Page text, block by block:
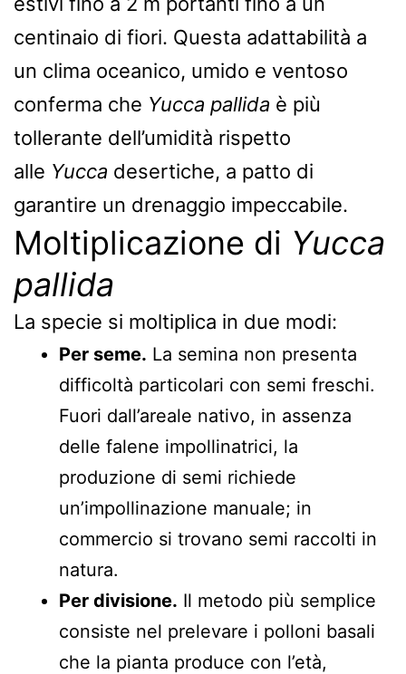
centinaio di fiori. Questa adattabilità a
un clima oceanico, umido e ventoso
conferma che Yucca pallida è più
tollerante dell’umidità rispetto
alle Yucca desertiche, a patto di
garantire un drenaggio impeccabile.
Moltiplicazione di Yucca
pallida
La specie si moltiplica in due modi:
Per seme. La semina non presenta
difficoltà particolari con semi freschi.
Fuori dall’areale nativo, in assenza
delle falene impollinatrici, la
produzione di semi richiede
un’impollinazione manuale; in
commercio si trovano semi raccolti in
natura.
Per divisione. Il metodo più semplice
consiste nel prelevare i polloni basali
che la pianta produce con l’età,